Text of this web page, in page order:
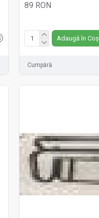
89 RON
Adaugă în Coș
Cumpără